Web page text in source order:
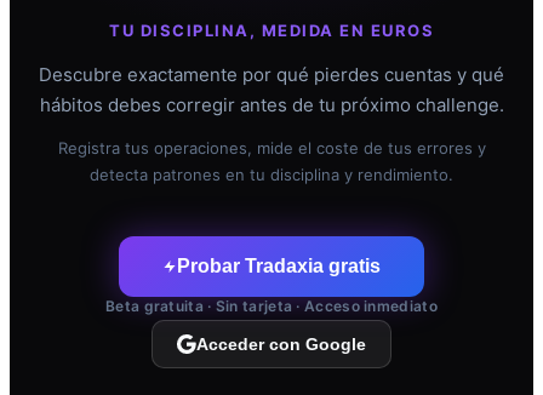
TU DISCIPLINA, MEDIDA EN EUROS
Descubre exactamente por qué pierdes cuentas y qué
hábitos debes corregir antes de tu próximo challenge.
Registra tus operaciones, mide el coste de tus errores y
detecta patrones en tu disciplina y rendimiento.
Probar Tradaxia gratis
Beta gratuita · Sin tarjeta · Acceso inmediato
Acceder con Google